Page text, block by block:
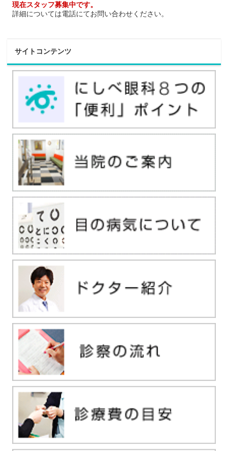
現在スタッフ募集中です。
詳細については電話にてお問い合わせください。
サイトコンテンツ